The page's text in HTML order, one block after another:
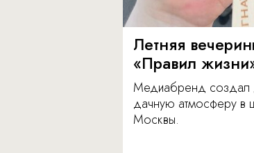
Летняя
«Правил
Медиабренд создал
дачную атмосферу в
Москвы.